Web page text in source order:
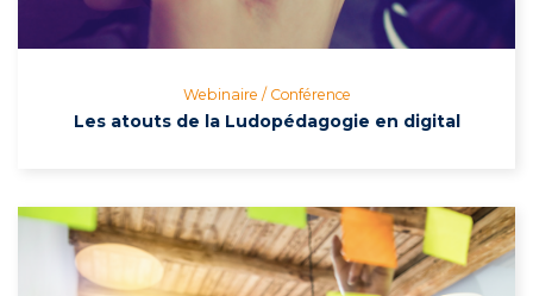
Webinaire / Conférence
Les atouts de la Ludopédagogie en digital